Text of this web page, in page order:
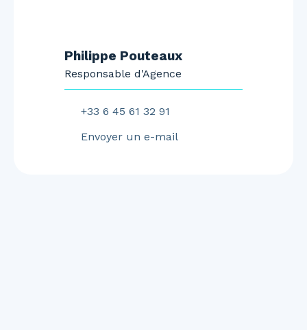
Philippe Pouteaux
Responsable d'Agence
+33 6 45 61 32 91
Envoyer un e-mail